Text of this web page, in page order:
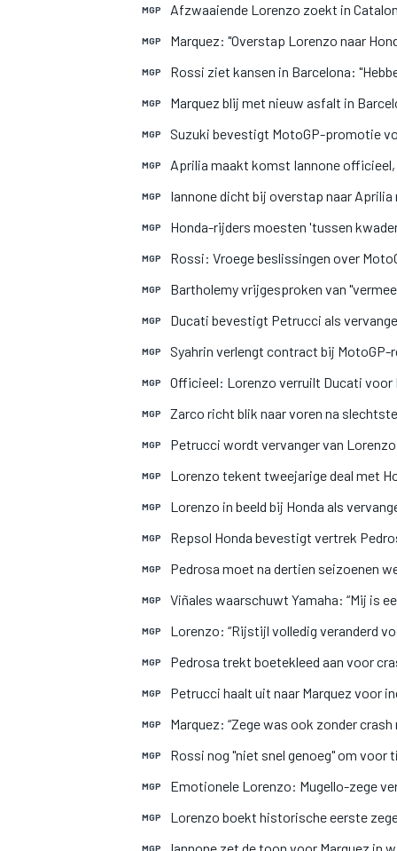
MGP Afzwaaiende Lorenzo zoekt in
MGP Marquez: "Overstap Lorenzo naar
MGP Rossi ziet kansen in Barcelona:
MGP Marquez blij met nieuw asfalt in
MGP Suzuki bevestigt MotoGP-promotie
MGP Aprilia maakt komst Iannone
MGP Iannone dicht bij overstap naar
MGP Honda-rijders moesten 'tussen
MGP Rossi: Vroege beslissingen over
MGP Bartholemy vrijgesproken van
MGP Ducati bevestigt Petrucci als
MGP Syahrin verlengt contract bij MotoGP-
MGP Officieel: Lorenzo verruilt Ducati voor
MGP Zarco richt blik naar voren na
MGP Petrucci wordt vervanger van
MGP Lorenzo tekent tweejarige deal met
MGP Lorenzo in beeld bij Honda als
MGP Repsol Honda bevestigt vertrek
MGP Pedrosa moet na dertien seizoenen
MGP Viñales waarschuwt Yamaha: “Mij is
MGP Lorenzo: “Rijstijl volledig veranderd
MGP Pedrosa trekt boetekleed aan voor
MGP Petrucci haalt uit naar Marquez voor
MGP Marquez: “Zege was ook zonder
MGP Rossi nog "niet snel genoeg" om voor
MGP Emotionele Lorenzo: Mugello-zege
MGP Lorenzo boekt historische eerste
MGP